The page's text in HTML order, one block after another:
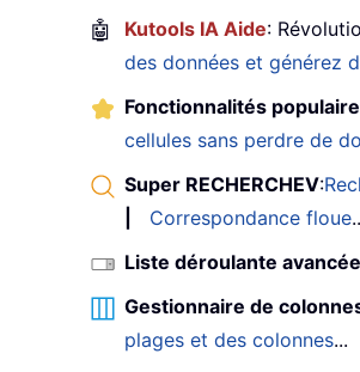
🤖 Kutools IA Aide:
des données et générez
Fonctionnalités
cellules sans perdre de
Super RECHERCHEV:
Correspondance floue
Liste déroulante avancée
Gestionnaire de
plages et des colonnes...